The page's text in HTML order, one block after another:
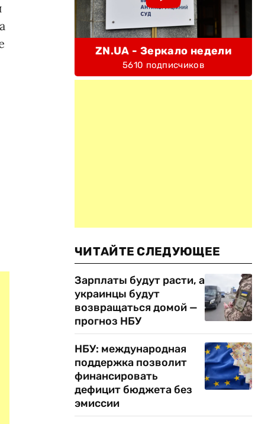
ZN.UA - Зеркало недели
5610 подписчиков
ЧИТАЙТЕ СЛЕДУЮЩЕЕ
Зарплаты будут расти, а
украинцы будут
возвращаться домой —
прогноз НБУ
НБУ: международная
поддержка позволит
финансировать
дефицит бюджета без
эмиссии